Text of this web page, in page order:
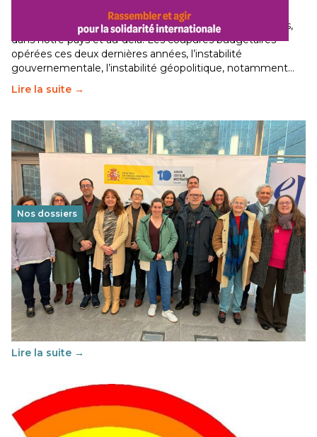
Le secteur humanitaire connaît des difficultés profondes,
dans notre pays et au-delà. Les coupures budgétaires
opérées ces deux dernières années, l’instabilité
gouvernementale, l’instabilité géopolitique, notamment…
Lire la suite →
Nos dossiers
Éducation au vivre-ensemble : un échange croisé
franco-espagnol pour changer d’approche
29 juin 2026-National
Cette année, l'UNSA Éducation a mené un projet Erasmus
soutenu par l'union Européenne et centré sur l'éducation
au vivre-ensemble : quelles différences entre la France…
Lire la suite →